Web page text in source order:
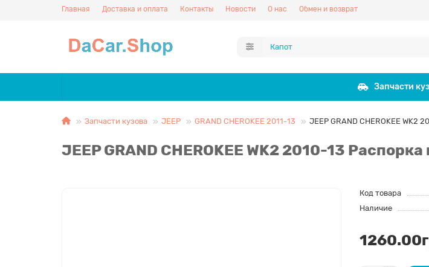
Главная Доставка и оплата Контакты Новости О нас Обмен и возврат
Запчасти
Запчасти кузова JEEP GRAND CHEROKEE 2011-13 JEEP GRAND CHEROKEE WK2
JEEP GRAND CHEROKEE WK2 2010-13
Код товара
Наличие